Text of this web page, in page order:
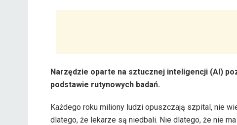
Narzędzie oparte na sztucznej inteligencji (AI)
podstawie rutynowych badań.
Każdego roku miliony ludzi opuszczają szpital, nie
dlatego, że lekarze są niedbali. Nie dlatego, że nie